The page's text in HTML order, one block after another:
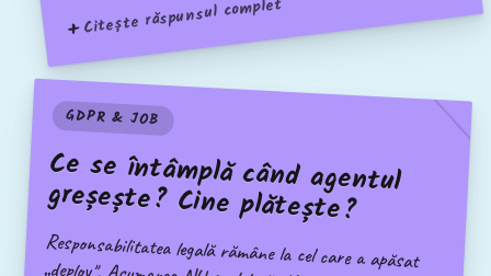
Citește răspunsul complet
GDPR & JOB
Ce se întâmplă când agentul
greșește? Cine plătește?
Responsabilitatea legală rămâne la cel care a apăsat
„deploy". Asumarea NU se delegă. Mitigare: agent de